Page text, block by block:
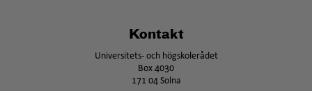
Kontakt
Universitets- och högskolerådet
Box 4030
171 04 Solna